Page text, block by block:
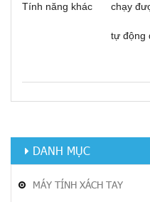
Tính năng khác chạy
tự động
DANH MỤC
MÁY TÍNH XÁCH TAY